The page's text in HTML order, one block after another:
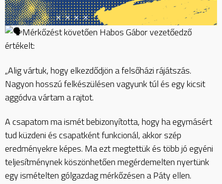
Mérkőzést követően Habos Gábor vezetőedző
értékelt:
„Alig vártuk, hogy elkezdődjön a felsőházi rájátszás.
Nagyon hosszú felkészülésen vagyunk túl és egy kicsit
aggódva vártam a rajtot.
A csapatom ma ismét bebizonyította, hogy ha egymásért
tud küzdeni és csapatként funkcionál, akkor szép
eredményekre képes. Ma ezt megtettük és több jó egyéni
teljesítménynek köszönhetően megérdemelten nyertünk
egy ismételten gólgazdag mérkőzésen a Páty ellen.